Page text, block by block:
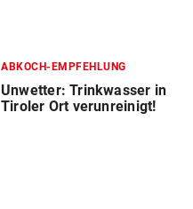
ABKOCH-EMPFEHLUNG
Unwetter: Trinkwasser in
Tiroler Ort verunreinigt!